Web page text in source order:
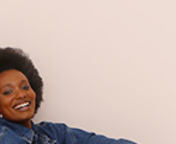
Infantil Camisa
Polo com Bermuda